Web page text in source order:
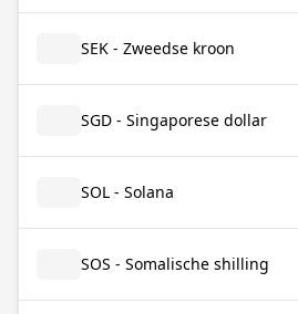
SEK - Zweedse kroon
SGD - Singaporese dollar
SOL - Solana
SOS - Somalische shilling